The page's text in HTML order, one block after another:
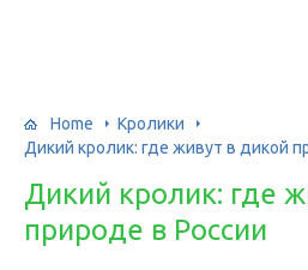
Home
Кролики
Дикий кролик: где живут в дикой
Дикий кролик: где
природе в России